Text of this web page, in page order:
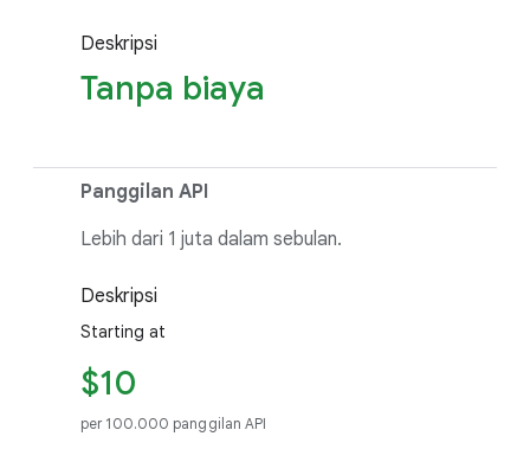
Deskripsi
Tanpa biaya
Panggilan API
Lebih dari 1 juta dalam sebulan.
Deskripsi
Starting at
$10
per 100.000 panggilan API